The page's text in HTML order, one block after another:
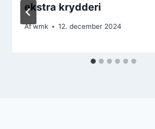
ekstra krydderi
Afwmk 12. december 2024